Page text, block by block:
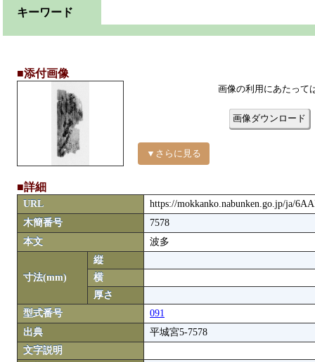
キーワード
■添付画像
▼さらに見る
画像の利用にあたって
画像ダウンロード
■詳細
URL
https://mokkanko.nabunken.go.jp/ja/
木簡番号
7578
本文
波多
寸法(mm)
縦
横
厚さ
型式番号
091
出典
平城宮5-7578
文字説明